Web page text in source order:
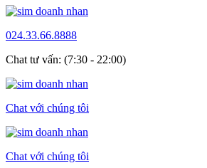
024.33.66.8888
Chat tư vấn: (7:30 - 22:00)
Chat với chúng tôi
Chat với chúng tôi